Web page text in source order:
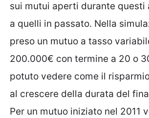
sui mutui aperti durante questi
a quelli in passato. Nella
preso un mutuo a tasso
200.000€ con termine a 20 o
potuto vedere come il
al crescere della durata del
Per un mutuo iniziato nel 2011